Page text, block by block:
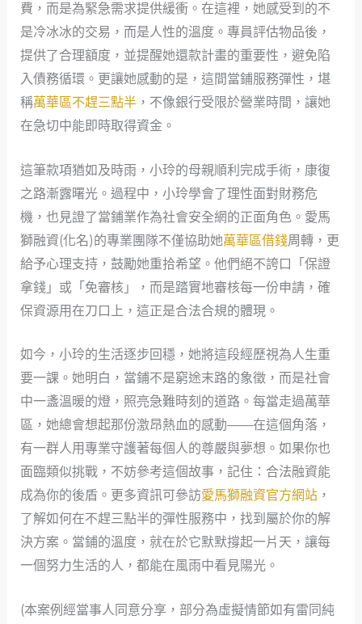
費，而是為緊急需求提供緩衝。在這裡，她感受到的不
是冷冰冰的交易，而是人性的溫度。專員評估物品後，
提供了合理額度，並提醒她還款計畫的重要性，避免陷
入債務循環。更讓她感動的是，這間當鋪服務彈性，堪
稱萬華區不趕三點半，不像銀行受限於營業時間，讓她
在急切中能即時取得資金。
這筆款項猶如及時雨，小玲的母親順利完成手術，康復
之路漸露曙光。過程中，小玲學會了理性面對財務危
機，也見證了當鋪業作為社會安全網的正面角色。愛馬
獅融資(化名)的專業團隊不僅協助她萬華區借錢周轉，更
給予心理支持，鼓勵她重拾希望。他們絕不誇口「保證
拿錢」或「免審核」，而是踏實地審核每一份申請，確
保資源用在刀口上，這正是合法合規的體現。
如今，小玲的生活逐步回穩，她將這段經歷視為人生重
要一課。她明白，當鋪不是窮途末路的象徵，而是社會
中一盞溫暖的燈，照亮急難時刻的道路。每當走過萬華
區，她總會想起那份激昂熱血的感動——在這個角落，
有一群人用專業守護著每個人的尊嚴與夢想。如果你也
面臨類似挑戰，不妨參考這個故事，記住：合法融資能
成為你的後盾。更多資訊可參訪愛馬獅融資官方網站，
了解如何在不趕三點半的彈性服務中，找到屬於你的解
決方案。當鋪的溫度，就在於它默默撐起一片天，讓每
一個努力生活的人，都能在風雨中看見陽光。
(本案例經當事人同意分享，部分為虛擬情節如有雷同純